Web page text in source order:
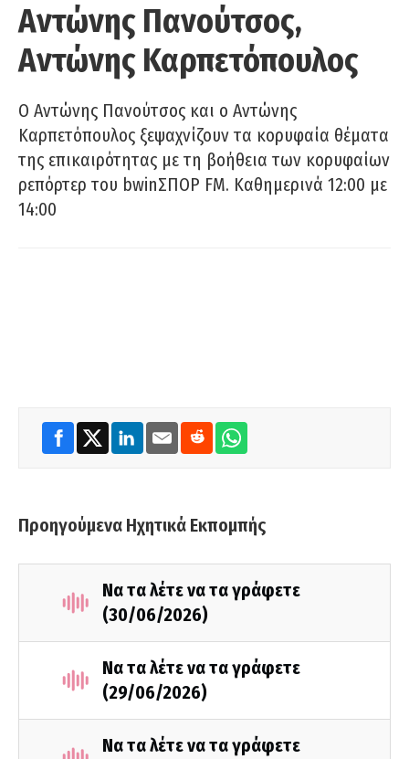
Αντώνης Πανούτσος,
Αντώνης Καρπετόπουλος
Ο Αντώνης Πανούτσος και ο Αντώνης
Καρπετόπουλος ξεψαχνίζουν τα κορυφαία θέματα
της επικαιρότητας με τη βοήθεια των κορυφαίων
ρεπόρτερ του bwinΣΠΟΡ FM. Καθημερινά 12:00 με
14:00
Προηγούμενα Ηχητικά Εκπομπής
Να τα λέτε να τα γράφετε
(30/06/2026)
Να τα λέτε να τα γράφετε
(29/06/2026)
Να τα λέτε να τα γράφετε